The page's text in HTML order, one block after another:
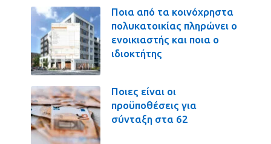
Ποια από τα κοινόχρηστα
πολυκατοικίας πληρώνει ο
ενοικιαστής και ποια ο
ιδιοκτήτης
Ποιες είναι οι
προϋποθέσεις για
σύνταξη στα 62